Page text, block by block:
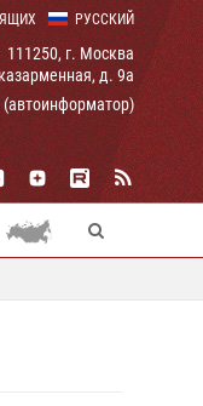
РУССКИЙ
111250, г. Москва
д. 9а
(автоинформатор)